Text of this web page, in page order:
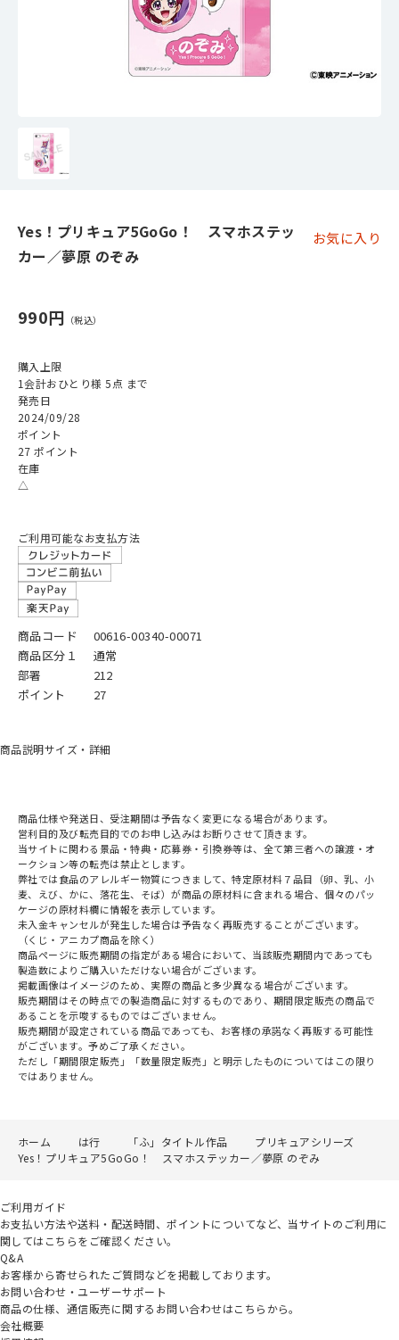
Yes！プリキュア5GoGo！ スマホステッ
カー／夢原 のぞみ
お気に入り
990円
購入上限
1会計おひとり様 5点 まで
発売日
2024/09/28
ポイント
27 ポイント
在庫
△
ご利用可能なお支払方法
商品コード
00616-00340-00071
商品区分１
通常
部署
212
ポイント
27
商品説明サイズ・詳細
商品仕様や発送日、受注期間は予告なく変更になる場合があります。
営利目的及び転売目的でのお申し込みはお断りさせて頂きます。
当サイトに関わる景品・特典・応募券・引換券等は、全て第三者への譲渡・オ
ークション等の転売は禁止とします。
弊社では食品のアレルギー物質につきまして、特定原材料７品目（卵、乳、小
麦、えび、かに、落花生、そば）が商品の原材料に含まれる場合、個々のパッ
ケージの原材料欄に情報を表示しています。
未入金キャンセルが発生した場合は予告なく再販売することがございます。
（くじ・アニカプ商品を除く）
商品ページに販売期間の指定がある場合において、当該販売期間内であっても
製造数によりご購入いただけない場合がございます。
掲載画像はイメージのため、実際の商品と多少異なる場合がございます。
販売期間はその時点での製造商品に対するものであり、期間限定販売の商品で
あることを示唆するものではございません。
販売期間が設定されている商品であっても、お客様の承諾なく再販する可能性
がございます。予めご了承ください。
ただし「期間限定販売」「数量限定販売」と明示したものについてはこの限り
ではありません。
ホーム は行 「ふ」タイトル作品
プリキュアシリーズ
Yes！プリキュア5GoGo！ スマホステッカー／夢原 のぞみ
ご利用ガイド
お支払い方法や送料・配送時間、ポイントについてなど、当サイトのご利用に
関してはこちらをご確認ください。
Q&A
お客様から寄せられたご質問などを掲載しております。
お問い合わせ・ユーザーサポート
商品の仕様、通信販売に関するお問い合わせはこちらから。
会社概要